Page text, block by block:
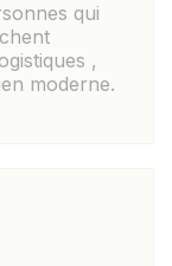
qui
,
moderne.